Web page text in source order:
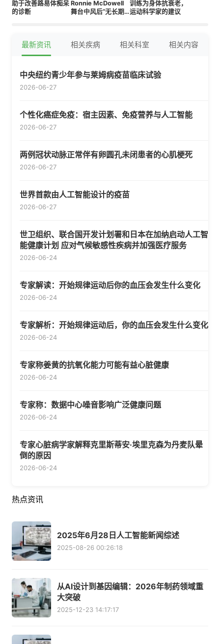
助于改善路易体痴呆
的诊断
Ronnie McDowell
舞台中风后“无长期
训练为身体抗衰老，
运动科学家的建议
最新资讯 相关疾病 相关科室 相关内容
中央纽约青少年参与莱姆病疫苗临床试验
2026-06-27
个性化癌症免疫：宿主因素、免疫营养与人工智能
2026-06-27
两例冠状动脉正常伴有卵圆孔未闭患者的心肌梗死
2026-06-27
世界首款由人工智能设计的疫苗
2026-06-27
世卫组织、联合国开发计划署和日本在加纳启动人工智
能健康计划 应对气候敏感性疾病并加强医疗服务
2026-06-24
专家解读：开始规律运动后你的血压会发生什么变化
2026-06-24
专家解析：开始规律运动后，你的血压会发生什么变化
2026-06-24
专家称姜黄的抗氧化能力可能有益心脏健康
2026-06-24
专家称：数据中心噪音影响广泛健康问题
2026-06-24
专家心脏病学家解释克里斯蒂安·埃里克森为丹麦队晕
倒的原因
2026-06-24
热点资讯
2025年6月28日人工智能新闻综述
2025-08-26 00:26:18
从AI设计到基因编辑：2026年制药领域重
大突破
2025-12-23 14:17:17